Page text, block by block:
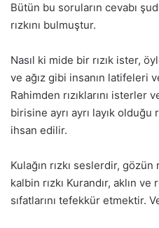
Bütün bu soruların cevabı
rızkını bulmuştur.
Nasıl ki mide bir rızık ister,
ve ağız gibi insanın latifeleri
Rahimden rızıklarını isterler
birisine ayrı ayrı layık olduğu
ihsan edilir.
Kulağın rızkı seslerdir,
kalbin rızkı Kurandır, aklın ve
sıfatlarını tefekkür etmektir.